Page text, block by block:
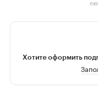
Хотите оформить